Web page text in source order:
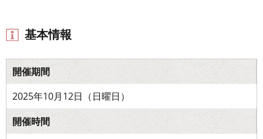
基本情報
開催期間
2025年10月12日（日曜日）
開催時間